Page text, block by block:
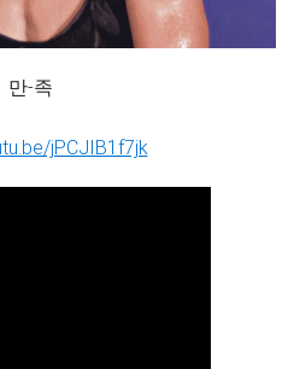
만-족
jPCJIB1f7jk